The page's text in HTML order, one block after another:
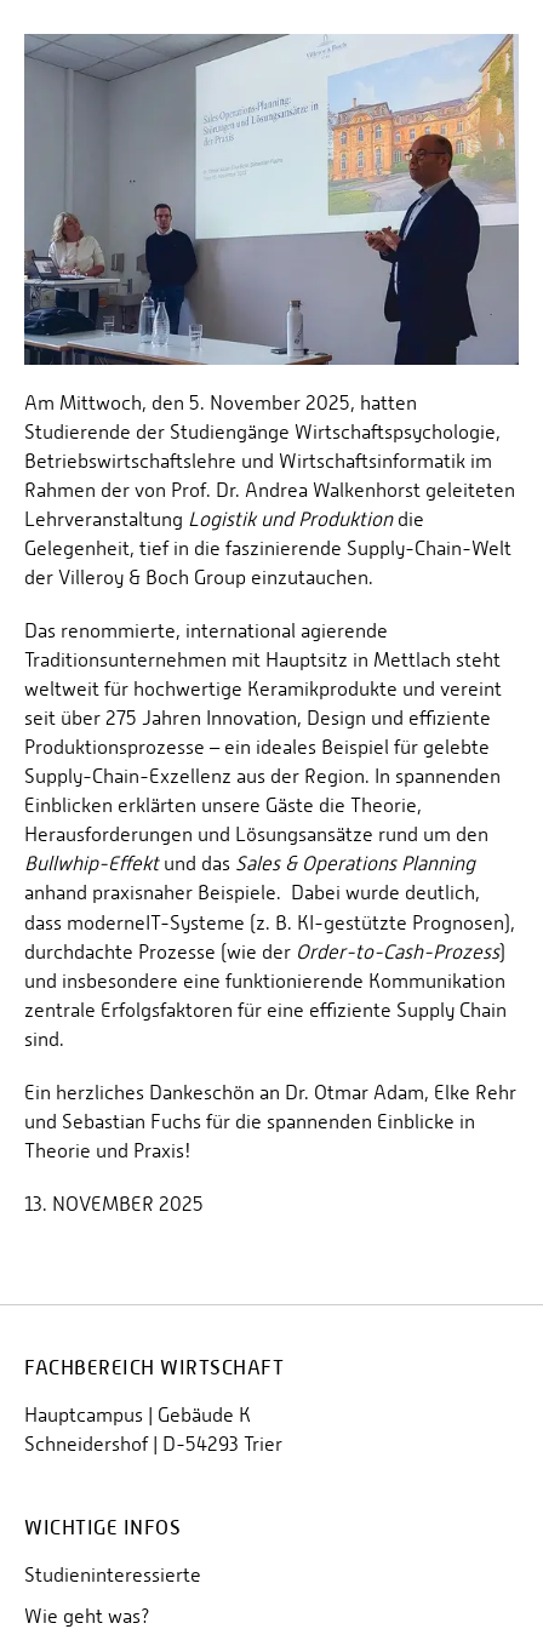
Am Mittwoch, den 5. November 2025, hatten
Studierende der Studiengänge Wirtschaftspsychologie,
Betriebswirtschaftslehre und Wirtschaftsinformatik im
Rahmen der von Prof. Dr. Andrea Walkenhorst geleiteten
Lehrveranstaltung Logistik und Produktiondie
Gelegenheit, tief in die faszinierende Supply-Chain-Welt
der Villeroy & Boch Group einzutauchen.
Das renommierte, international agierende
Traditionsunternehmen mit Hauptsitz in Mettlach steht
weltweit für hochwertige Keramikprodukte und vereint
seit über 275 Jahren Innovation, Design und effiziente
Produktionsprozesse – ein ideales Beispiel für gelebte
Supply-Chain-Exzellenz aus der Region. In spannenden
Einblicken erklärten unsere Gäste die Theorie,
Herausforderungen und Lösungsansätze rund um den
Bullwhip-Effektund das Sales & Operations Planning
anhand praxisnaher Beispiele. Dabei wurde deutlich,
dass moderneIT-Systeme (z. B. KI-gestützte Prognosen),
durchdachte Prozesse (wie der Order-to-Cash-Prozess)
und insbesondere eine funktionierende Kommunikation
zentrale Erfolgsfaktoren für eine effiziente Supply Chain
sind.
Ein herzliches Dankeschön an Dr. Otmar Adam, Elke Rehr
und Sebastian Fuchs für die spannenden Einblicke in
Theorie und Praxis!
13. NOVEMBER 2025
FACHBEREICH WIRTSCHAFT
Hauptcampus | Gebäude K
Schneidershof | D-54293 Trier
WICHTIGE INFOS
Studieninteressierte
Wie geht was?